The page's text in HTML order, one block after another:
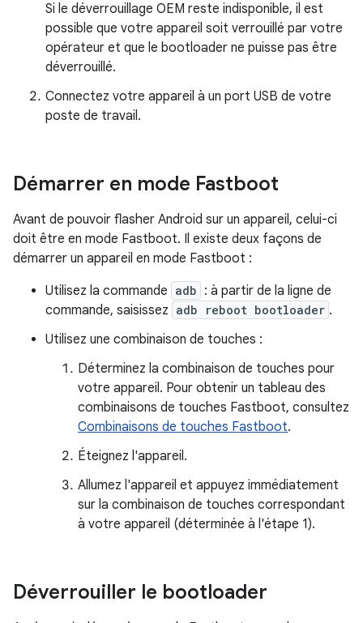
Si le déverrouillage OEM reste indisponible, il est
possible que votre appareil soit verrouillé par votre
opérateur et que le bootloader ne puisse pas être
déverrouillé.
Connectez votre appareil à un port USB de votre
poste de travail.
Démarrer en mode Fastboot
Avant de pouvoir flasher Android sur un appareil, celui-ci
doit être en mode Fastboot. Il existe deux façons de
démarrer un appareil en mode Fastboot :
Utilisez la commande adb : à partir de la ligne de
commande, saisissez adb reboot bootloader .
Utilisez une combinaison de touches :
Déterminez la combinaison de touches pour
votre appareil. Pour obtenir un tableau des
combinaisons de touches Fastboot, consultez
Combinaisons de touches Fastboot.
Éteignez l'appareil.
Allumez l'appareil et appuyez immédiatement
sur la combinaison de touches correspondant
à votre appareil (déterminée à l'étape 1).
Déverrouiller le bootloader